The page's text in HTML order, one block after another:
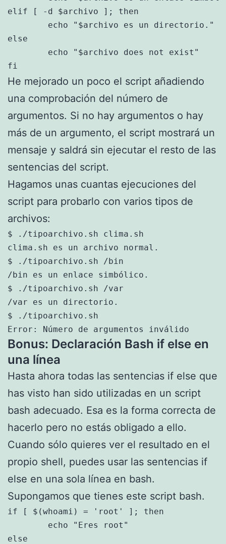
elif [ -d $archivo ]; then
else
fi
He mejorado un poco el script añadiendo
una comprobación del número de
argumentos. Si no hay argumentos o hay
más de un argumento, el script mostrará un
mensaje y saldrá sin ejecutar el resto de las
sentencias del script.
Hagamos unas cuantas ejecuciones del
script para probarlo con varios tipos de
archivos:
$ ./tipoarchivo.sh clima.sh
clima.sh es un archivo normal.
$ ./tipoarchivo.sh /bin
/bin es un enlace simbólico.
$ ./tipoarchivo.sh /var
/var es un directorio.
$ ./tipoarchivo.sh
Error: Número de argumentos inválido
Bonus: Declaración Bash if else en
una línea
Hasta ahora todas las sentencias if else que
has visto han sido utilizadas en un script
bash adecuado. Esa es la forma correcta de
hacerlo pero no estás obligado a ello.
Cuando sólo quieres ver el resultado en el
propio shell, puedes usar las sentencias if
else en una sola línea en bash.
Supongamos que tienes este script bash.
if [ $(whoami) = 'root' ]; then
else